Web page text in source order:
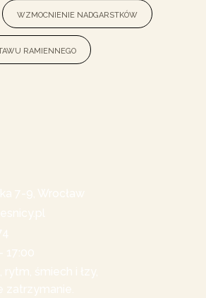
wzmocnienie nadgarstków
ramiennego